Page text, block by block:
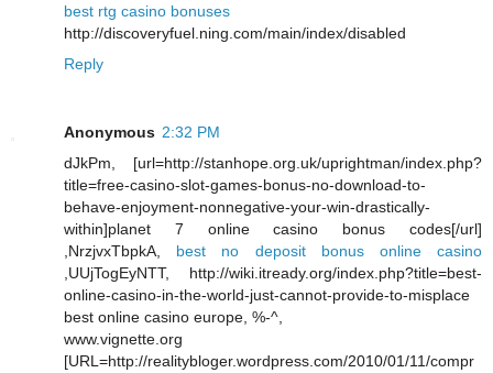
best rtg casino bonuses
http://discoveryfuel.ning.com/main/index/disabled
Reply
Anonymous 2:32 PM
dJkPm, [url=http://stanhope.org.uk/uprightman/index.php?
title=free-casino-slot-games-bonus-no-download-to-
behave-enjoyment-nonnegative-your-win-drastically-
within]planet 7 online casino bonus codes[/url]
,NrzjvxTbpkA, best no deposit bonus online casino
,UUjTogEyNTT, http://wiki.itready.org/index.php?title=best-
online-casino-in-the-world-just-cannot-provide-to-misplace
best online casino europe, %-^,
www.vignette.org
[URL=http://realitybloger.wordpress.com/2010/01/11/compr